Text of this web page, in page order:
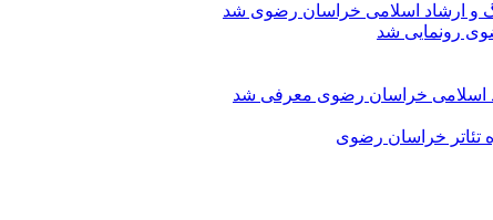
و ارشاد اسلامی خراسان رضوی شد
رونمایی شد
اسلامی خراسان رضوی معرفی شد
تئاتر خراسان رضوی